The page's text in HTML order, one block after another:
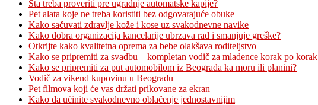
Šta treba proveriti pre ugradnje automatske kapije?
Pet alata koje ne treba koristiti bez odgovarajuće obuke
Kako sačuvati zdravlje kože i kose uz svakodnevne navike
Kako dobra organizacija kancelarije ubrzava rad i smanjuje greške?
Otkrijte kako kvalitetna oprema za bebe olakšava roditeljstvo
Kako se pripremiti za svadbu – kompletan vodič za mladence korak po korak
Kako se pripremiti za put automobilom iz Beograda ka moru ili planini?
Vodič za vikend kupovinu u Beogradu
Pet filmova koji će vas držati prikovane za ekran
Kako da učinite svakodnevno oblačenje jednostavnijim